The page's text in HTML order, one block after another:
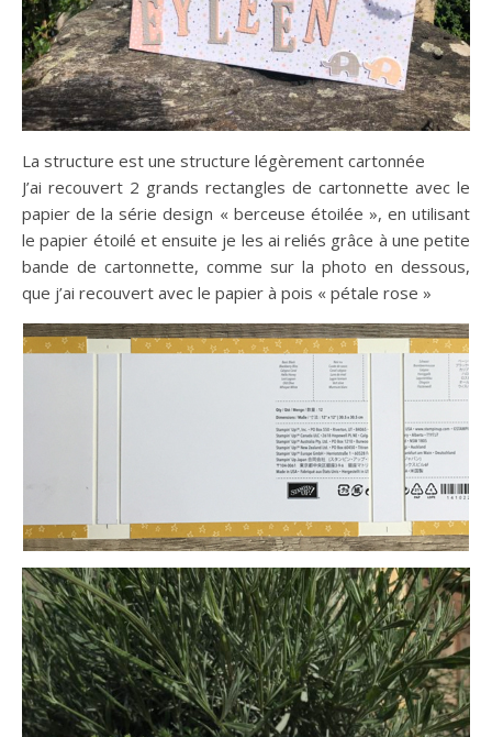
La structure est une structure légèrement cartonnée
J’ai recouvert 2 grands rectangles de cartonnette avec le
papier de la série design « berceuse étoilée », en utilisant
le papier étoilé et ensuite je les ai reliés grâce à une petite
bande de cartonnette, comme sur la photo en dessous,
que j’ai recouvert avec le papier à pois « pétale rose »